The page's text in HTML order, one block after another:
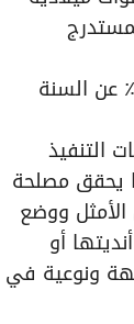
البدل الاستثماري يخضع لزيادة مئوية مركبة وقدرها 10٪ عن السنة الثالثة والرابعة والخامسة، و20٪ عن السنة
التنفيذ
يحقق مصلحة
ووضع
أو
ونوعية في